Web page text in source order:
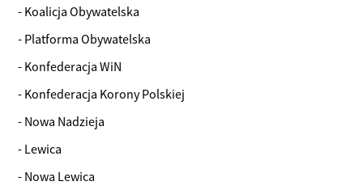
- Koalicja Obywatelska
- Platforma Obywatelska
- Konfederacja WiN
- Konfederacja Korony Polskiej
- Nowa Nadzieja
- Lewica
- Nowa Lewica